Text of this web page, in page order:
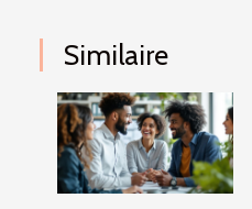
Similaire